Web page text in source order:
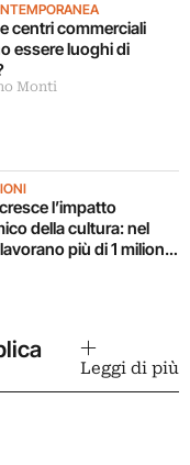
centri commerciali
essere luoghi di
Monti
l’impatto
della cultura: nel
più di 1 milione
Leggi di più